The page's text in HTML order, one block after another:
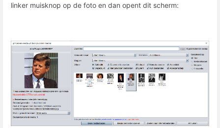
linker muisknop op de foto en dan opent dit scherm: